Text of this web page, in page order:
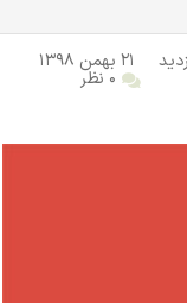
۲۱ بهمن ۱۳۹۸
۰ نظر